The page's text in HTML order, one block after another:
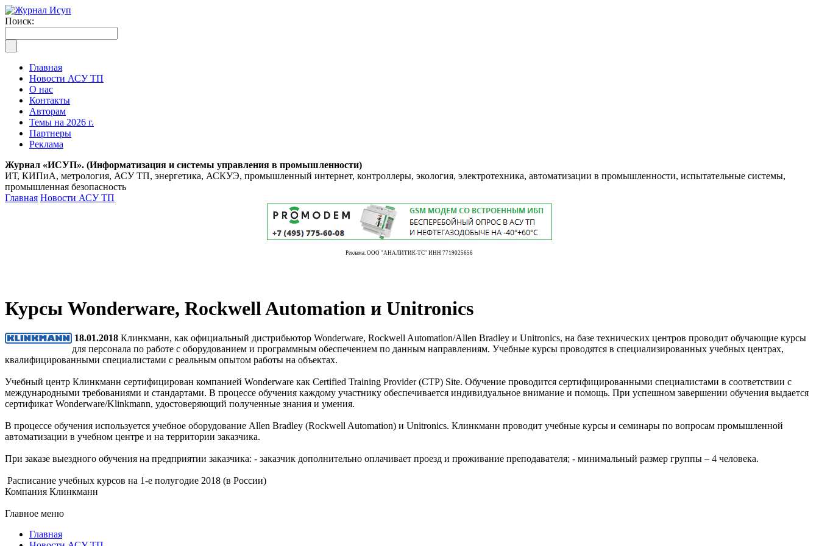
Поиск:
Главная
Новости АСУ ТП
О нас
Контакты
Авторам
Темы на 2026 г.
Партнеры
Реклама
Журнал «ИСУП». (Информатизация и системы управления в промышленности)
ИТ, КИПиА, метрология, АСУ ТП, энергетика, АСКУЭ, промышленный интернет, контроллеры, экология, электротехника, автоматизации в промышленности, испытательные системы,
промышленная безопасность
Главная Новости АСУ ТП
Реклама. ООО "АНАЛИТИК-ТС" ИНН 7719025656
Курсы Wonderware, Rockwell Automation и Unitronics
18.01.2018 Клинкманн, как официальный дистрибьютор Wonderware, Rockwell Automation/Allen Bradley и Unitronics, на базе технических центров проводит обучающие курсы
для персонала по работе с оборудованием и программным обеспечением по данным направлениям. Учебные курсы проводятся в специализированных учебных центрах,
квалифицированными специалистами с реальным опытом работы на объектах.
Учебный центр Клинкманн сертифицирован компанией Wonderware как Certified Training Provider (CTP) Site. Обучение проводится сертифицированными специалистами в соответствии с
международными требованиями и стандартами. В процессе обучения каждому участнику обеспечивается индивидуальное внимание и помощь. При успешном завершении обучения выдается
сертификат Wonderware/Klinkmann, удостоверяющий полученные знания и умения.
В процессе обучения используется учебное оборудование Allen Bradley (Rockwell Automation) и Unitronics. Клинкманн проводит учебные курсы и семинары по вопросам промышленной
автоматизации в учебном центре и на территории заказчика.
При заказе выездного обучения на предприятии заказчика: - заказчик дополнительно оплачивает проезд и проживание преподавателя; - минимальный размер группы – 4 человека.
Расписание учебных курсов на 1-е полугодие 2018 (в России)
Компания Клинкманн
Главное меню
Главная